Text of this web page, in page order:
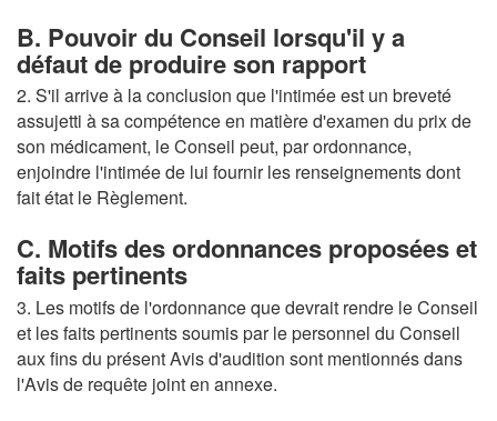
B. Pouvoir du Conseil lorsqu'il y a
défaut de produire son rapport
2. S'il arrive à la conclusion que l'intimée est un breveté
assujetti à sa compétence en matière d'examen du prix de
son médicament, le Conseil peut, par ordonnance,
enjoindre l'intimée de lui fournir les renseignements dont
fait état le Règlement.
C. Motifs des ordonnances proposées et
faits pertinents
3. Les motifs de l'ordonnance que devrait rendre le Conseil
et les faits pertinents soumis par le personnel du Conseil
aux fins du présent Avis d'audition sont mentionnés dans
l'Avis de requête joint en annexe.